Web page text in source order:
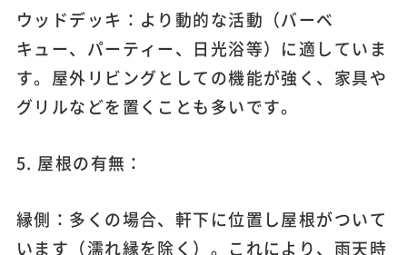
ウッドデッキ：より動的な活動（バーベ
キュー、パーティー、日光浴等）に適していま
す。屋外リビングとしての機能が強く、家具や
グリルなどを置くことも多いです。
5. 屋根の有無：
縁側：多くの場合、軒下に位置し屋根がついて
います（濡れ縁を除く）。これにより、雨天時